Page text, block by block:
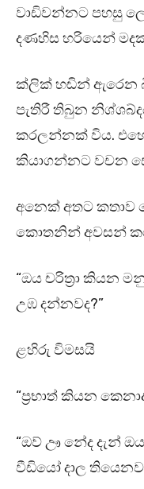
වාඩිවන්නට පහසු
දණහිස හරියෙන්
ක්ලික් හඬින් ඇරෙන
පැතිරී තිබුන
කරලන්නක් විය.
කියාගන්නට වචන
අනෙක් අතට
කොතනින් අවසන්
“ඔය චරිත්‍රා කියන
උඹ දන්නවද?”
ළහිරු විමසයි
“ප්‍රභාත් කියන
“ඔව් ඌ නේද දැන්
වීඩියෝ දාල